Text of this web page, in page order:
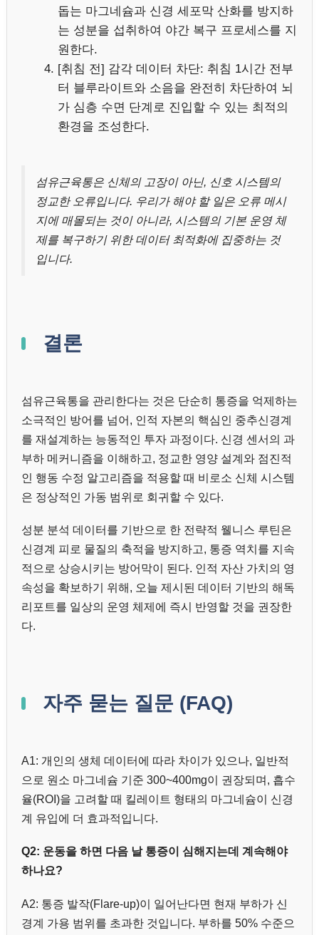
돕는 마그네슘과 신경 세포막 산화를 방지하
는 성분을 섭취하여 야간 복구 프로세스를 지
원한다.
[취침 전] 감각 데이터 차단: 취침 1시간 전부
터 블루라이트와 소음을 완전히 차단하여 뇌
가 심층 수면 단계로 진입할 수 있는 최적의
환경을 조성한다.
섬유근육통은 신체의 고장이 아닌, 신호 시스템의
정교한 오류입니다. 우리가 해야 할 일은 오류 메시
지에 매몰되는 것이 아니라, 시스템의 기본 운영 체
제를 복구하기 위한 데이터 최적화에 집중하는 것
입니다.
결론
섬유근육통을 관리한다는 것은 단순히 통증을 억제하는
소극적인 방어를 넘어, 인적 자본의 핵심인 중추신경계
를 재설계하는 능동적인 투자 과정이다. 신경 센서의 과
부하 메커니즘을 이해하고, 정교한 영양 설계와 점진적
인 행동 수정 알고리즘을 적용할 때 비로소 신체 시스템
은 정상적인 가동 범위로 회귀할 수 있다.
성분 분석 데이터를 기반으로 한 전략적 웰니스 루틴은
신경계 피로 물질의 축적을 방지하고, 통증 역치를 지속
적으로 상승시키는 방어막이 된다. 인적 자산 가치의 영
속성을 확보하기 위해, 오늘 제시된 데이터 기반의 해독
리포트를 일상의 운영 체제에 즉시 반영할 것을 권장한
다.
자주 묻는 질문 (FAQ)
A1: 개인의 생체 데이터에 따라 차이가 있으나, 일반적
으로 원소 마그네슘 기준 300~400mg이 권장되며, 흡수
율(ROI)을 고려할 때 킬레이트 형태의 마그네슘이 신경
계 유입에 더 효과적입니다.
Q2: 운동을 하면 다음 날 통증이 심해지는데 계속해야
하나요?
A2: 통증 발작(Flare-up)이 일어난다면 현재 부하가 신
경계 가용 범위를 초과한 것입니다. 부하를 50% 수준으